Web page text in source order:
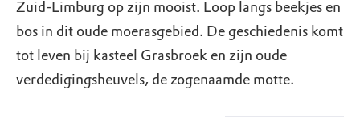
Zuid-Limburg op zijn mooist. Loop langs beekjes en
bos in dit oude moerasgebied. De geschiedenis komt
tot leven bij kasteel Grasbroek en zijn oude
verdedigingsheuvels, de zogenaamde motte.